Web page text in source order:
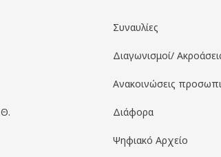
Συναυλίες
Διαγωνισμοί/
Ανακοινώσεις
Διάφορα
Ψηφιακό Αρχείο